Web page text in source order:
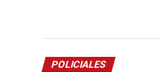
POLICIALES